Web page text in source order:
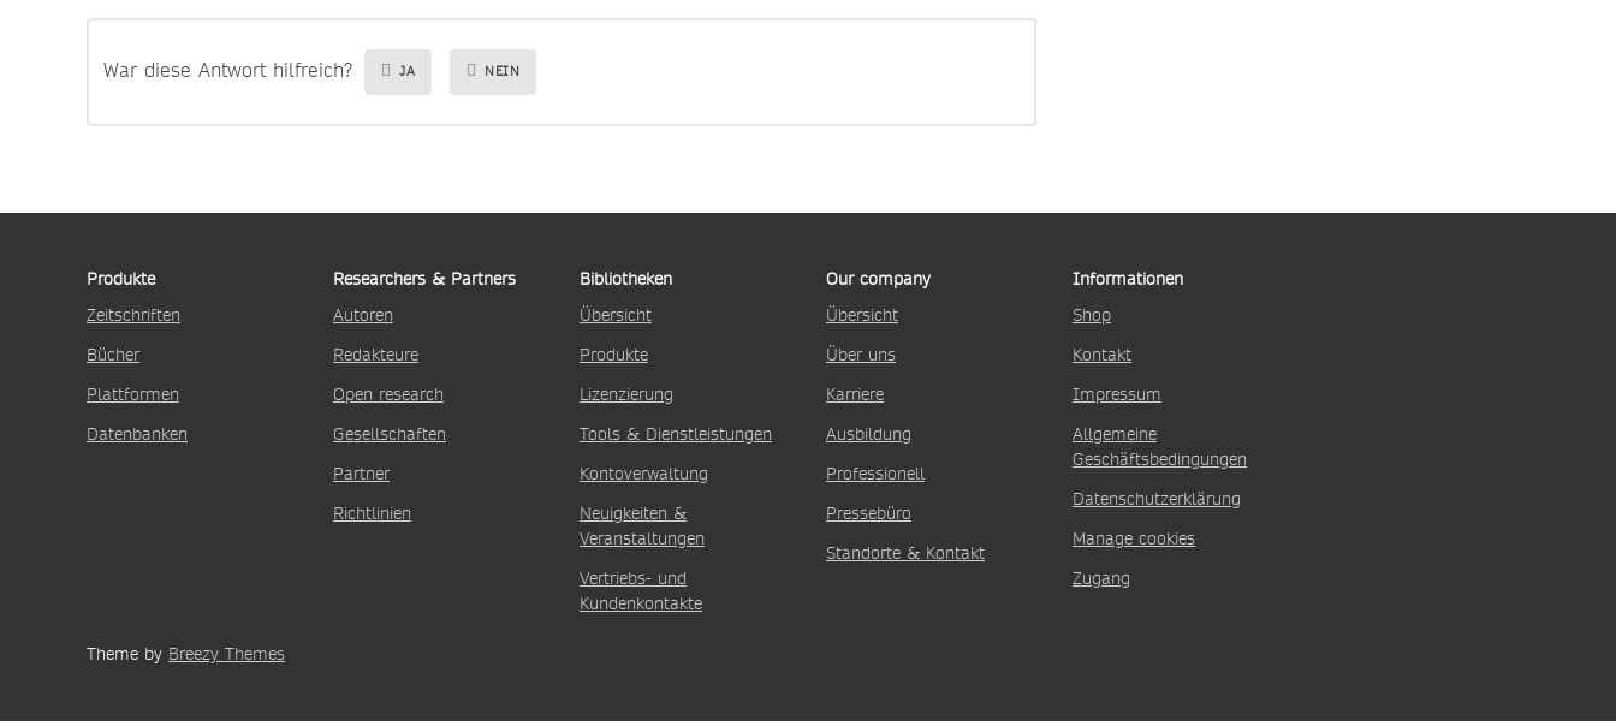
War diese Antwort hilfreich? JA NEIN
Produkte
Zeitschriften
Bücher
Plattformen
Datenbanken
Researchers & Partners
Autoren
Redakteure
Open research
Gesellschaften
Partner
Richtlinien
Bibliotheken
Übersicht
Produkte
Lizenzierung
Tools & Dienstleistungen
Kontoverwaltung
Neuigkeiten &
Veranstaltungen
Vertriebs- und
Kundenkontakte
Our company
Übersicht
Über uns
Karriere
Ausbildung
Professionell
Pressebüro
Standorte & Kontakt
Informationen
Shop
Kontakt
Impressum
Allgemeine
Geschäftsbedingungen
Datenschutzerklärung
Manage cookies
Zugang
Theme by Breezy Themes